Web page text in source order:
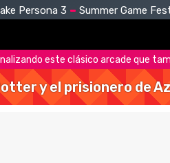
Persona 3 Summer Game
este clásico arcade que
y el prisionero de